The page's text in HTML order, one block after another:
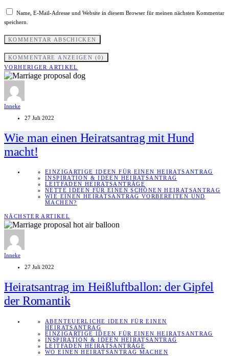
Name, E-Mail-Adresse und Website in diesem Browser für meinen nächsten Kommentar
speichern.
KOMMENTARE ANZEIGEN (0)
VORHERIGER ARTIKEL
Inneke
27 Juli 2022
Wie man einen Heiratsantrag mit Hund
macht!
EINZIGARTIGE IDEEN FÜR EINEN HEIRATSANTRAG
INSPIRATION & IDEEN HEIRATSANTRAG
LEITFADEN HEIRATSANTRÄGE
NETTE IDEEN FÜR EINEN SCHÖNEN HEIRATSANTRAG
WIE EINEN HEIRATSANTRAG VORBEREITEN UND
MACHEN?
NÄCHSTER ARTIKEL
Inneke
27 Juli 2022
Heiratsantrag im Heißluftballon: der Gipfel
der Romantik
ABENTEUERLICHE IDEEN FÜR EINEN
HEIRATSANTRAG
EINZIGARTIGE IDEEN FÜR EINEN HEIRATSANTRAG
INSPIRATION & IDEEN HEIRATSANTRAG
LEITFADEN HEIRATSANTRÄGE
WO EINEN HEIRATSANTRAG MACHEN